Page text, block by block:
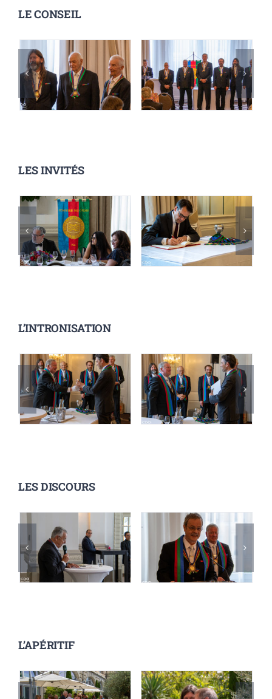
LE CONSEIL
LES INVITÉS
L’INTRONISATION
LES DISCOURS
L’APÉRITIF